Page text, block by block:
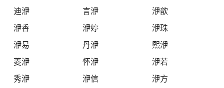
迪洢
言洢
洢歆
洢香
洢婷
洢珠
洢易
丹洢
熙洢
菱洢
怀洢
洢若
秀洢
洢信
洢方